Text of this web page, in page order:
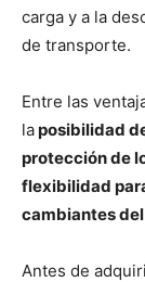
carga y a la
de transporte.
Entre las
laposibilidad
protección de
flexibilidad
cambiantes
Antes de